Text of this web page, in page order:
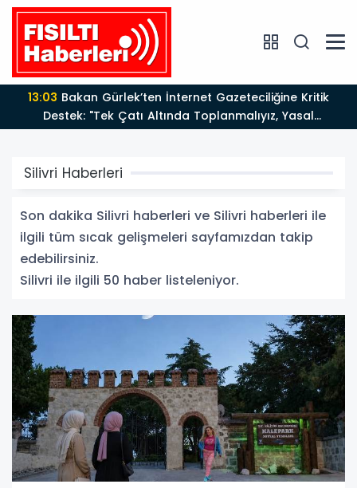
12:12Fısıltı Haberleri Yazarı Dr. Canan Yılmaz’a
Uluslararası Alanda Büyük Onur: “Dr. A.P.J. Abdul
Kalam İlham Ödülü 2026”
Silivri Haberleri
Son dakika Silivri haberleri ve Silivri haberleri ile
ilgili tüm sıcak gelişmeleri sayfamızdan takip
edebilirsiniz.
Silivri ile ilgili 50 haber listeleniyor.